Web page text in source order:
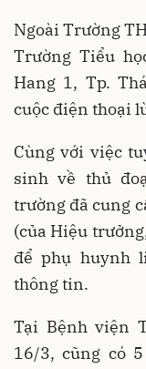
Ngoài Trường
Trường Tiểu
Hang 1, Tp.
cuộc điện thoại
Cùng với việc
sinh về thủ
trường đã cung
(của Hiệu
để phụ huynh
thông tin.
Tại Bệnh viện
16/3, cũng có